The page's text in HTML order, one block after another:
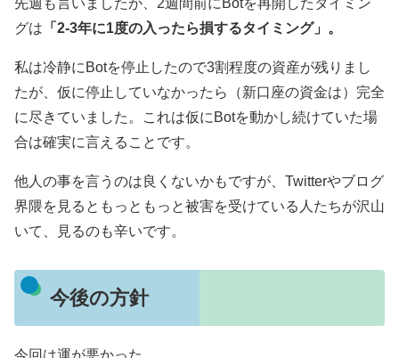
先週も言いましたが、2週間前にBotを再開したタイミン
グは 「2-3年に1度の入ったら損するタイミング」。
私は冷静にBotを停止したので3割程度の資産が残りまし
たが、仮に停止していなかったら（新口座の資金は）完全
に尽きていました。これは仮にBotを動かし続けていた場
合は確実に言えることです。
他人の事を言うのは良くないかもですが、Twitterやブログ
界隈を見るともっともっと被害を受けている人たちが沢山
いて、見るのも辛いです。
今後の方針